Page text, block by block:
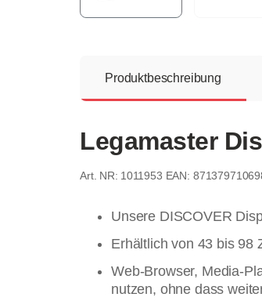
Produktbeschreibung
Legamaster
1011953 EAN:
Unsere DISCOVER
Erhältlich von 43 bis 98
Web-Browser, Media-
nutzen, ohne dass